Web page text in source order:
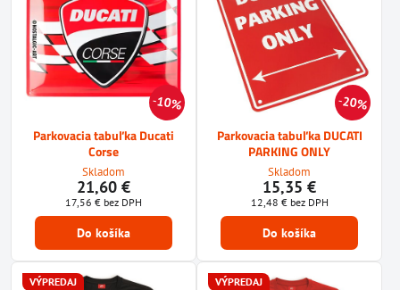
10%
Parkovacia tabuľka Ducati
Corse
Skladom
21,60 €
17,56 € bez DPH
Do košíka
20%
Parkovacia tabuľka DUCATI
PARKING ONLY
Skladom
15,35 €
12,48 € bez DPH
Do košíka
VÝPREDAJ VÝPREDAJ